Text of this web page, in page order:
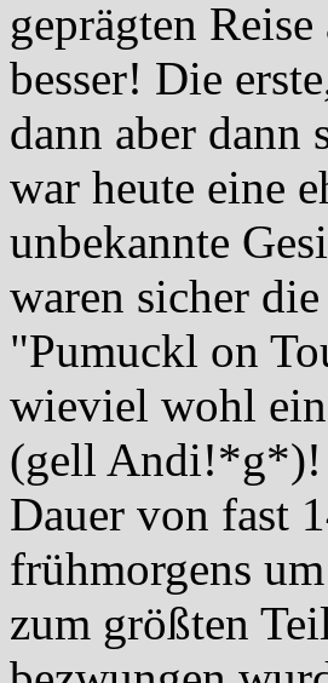
geprägten
besser! Die
dann aber dann
war heute eine
unbekannte
waren sicher
"Pumuckl on
wieviel wohl
(gell Andi!*g*)!
Dauer von fast
frühmorgens
zum größten